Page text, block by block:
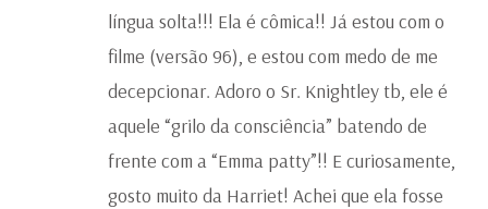
língua solta!!! Ela é cômica!! Já estou com o
filme (versão 96), e estou com medo de me
decepcionar. Adoro o Sr. Knightley tb, ele é
aquele “grilo da consciência” batendo de
frente com a “Emma patty”!! E curiosamente,
gosto muito da Harriet! Achei que ela fosse